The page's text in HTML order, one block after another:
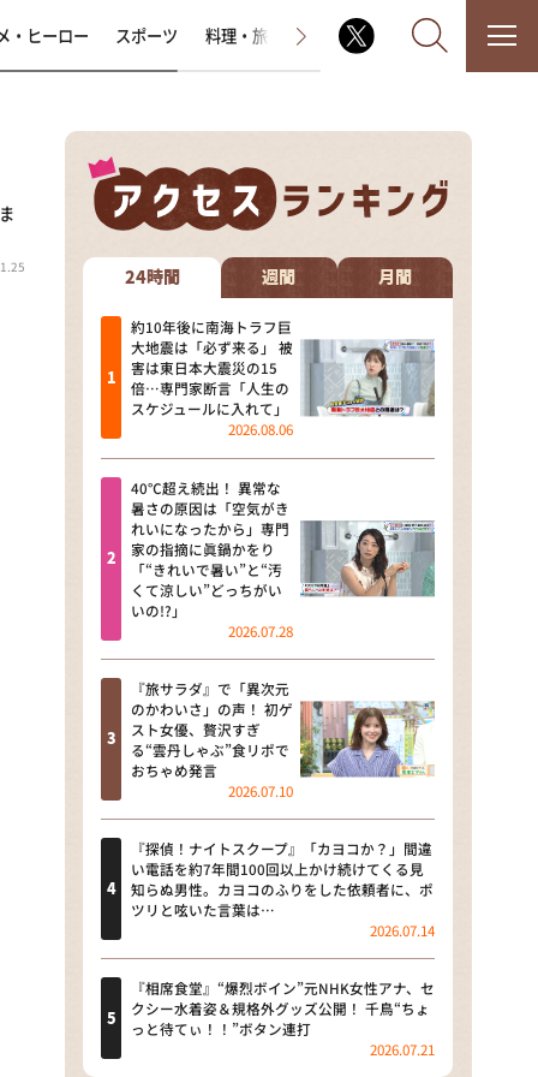
なるみ・岡村の過ぎるTV
相席食堂
これ余談なんですけど・・・
～人生密着トークバラエティ！
～ やすとものいたって真剣です
探偵！ナイトスクープ
news おかえり
河合＆A.B.C-Z塚田×福井アナ
「なんでやねん！？」（news お
かえり）
DAIGOも台所 ～きょうの献立 何
にする？～
本日はダイアンなり！シーズン２
朝だ！生です旅サラダ
教えて！ニュースライブ 正義の
ミカタ
ＬＩＦＥ～夢のカタチ～
新婚さんいらっしゃい！
ポツンと一軒家
ザキ山小屋本館
・ヒーロー スポーツ 料理・旅 ラジオ番組 その他
24時間 週間 月間
約10年後に南海トラフ巨
大地震は「必ず来る」 被
害は東日本大震災の15
倍…専門家断言「人生の
スケジュールに入れて」
2026.08.06
40℃超え続出！ 異常な
暑さの原因は「空気がき
れいになったから」専門
家の指摘に眞鍋かをり
「“きれいで暑い”と“汚
くて涼しい”どっちがい
いの!?」
2026.07.28
『旅サラダ』で「異次元
のかわいさ」の声！ 初ゲ
スト女優、贅沢すぎ
る“雲丹しゃぶ”食リポで
おちゃめ発言
2026.07.10
『探偵！ナイトスクープ』「カヨコか？」間違
い電話を約7年間100回以上かけ続けてくる見
知らぬ男性。カヨコのふりをした依頼者に、ポ
ツリと呟いた言葉は…
2026.07.14
『相席食堂』“爆烈ボイン”元NHK女性アナ、セ
クシー水着姿＆規格外グッズ公開！ 千鳥“ちょ
っと待てぃ！！”ボタン連打
2026.07.21